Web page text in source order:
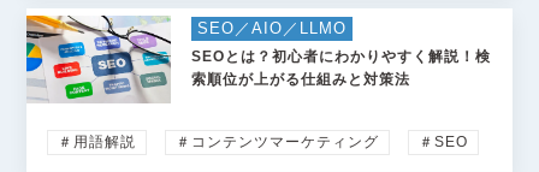
SEO／AIO／LLMO
SEOとは？初心者にわかりやすく解説！検
索順位が上がる仕組みと対策法
＃用語解説 ＃コンテンツマーケティング ＃SEO